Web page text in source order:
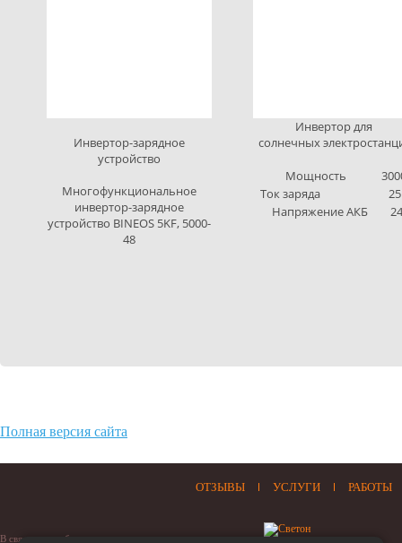
Инвертор-зарядное
устройство
Многофункциональное
инвертор-зарядное
устройство BINEOS 5KF, 5000-
48
Инвертор для
солнечных
Мощность
Ток заряда
Напряжение АКБ
Полная версия сайта
ОТЗЫВЫ УСЛУГИ РАБОТЫ
В связи с нестабильностью отечественного рынка, цены на